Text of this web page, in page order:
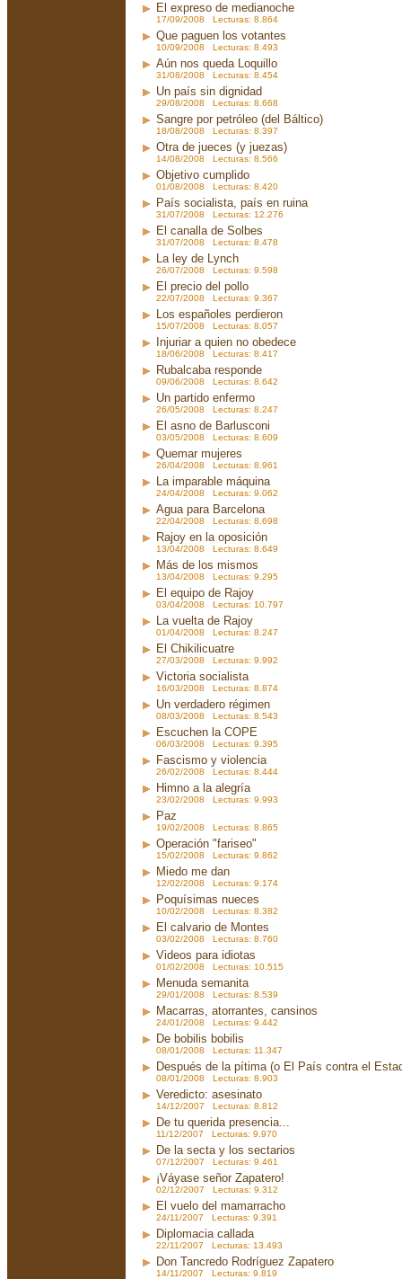
El expreso de medianoche
17/09/2008 Lecturas: 8.864
Que paguen los votantes
10/09/2008 Lecturas: 8.493
Aún nos queda Loquillo
31/08/2008 Lecturas: 8.454
Un país sin dignidad
29/08/2008 Lecturas: 8.668
Sangre por petróleo (del Báltico)
18/08/2008 Lecturas: 8.397
Otra de jueces (y juezas)
14/08/2008 Lecturas: 8.566
Objetivo cumplido
01/08/2008 Lecturas: 8.420
País socialista, país en ruina
31/07/2008 Lecturas: 12.276
El canalla de Solbes
31/07/2008 Lecturas: 8.478
La ley de Lynch
26/07/2008 Lecturas: 9.598
El precio del pollo
22/07/2008 Lecturas: 9.367
Los españoles perdieron
15/07/2008 Lecturas: 8.057
Injuriar a quien no obedece
18/06/2008 Lecturas: 8.417
Rubalcaba responde
09/06/2008 Lecturas: 8.642
Un partido enfermo
26/05/2008 Lecturas: 8.247
El asno de Barlusconi
03/05/2008 Lecturas: 8.609
Quemar mujeres
26/04/2008 Lecturas: 8.961
La imparable máquina
24/04/2008 Lecturas: 9.062
Agua para Barcelona
22/04/2008 Lecturas: 8.698
Rajoy en la oposición
13/04/2008 Lecturas: 8.649
Más de los mismos
13/04/2008 Lecturas: 9.295
El equipo de Rajoy
03/04/2008 Lecturas: 10.797
La vuelta de Rajoy
01/04/2008 Lecturas: 8.247
El Chikilicuatre
27/03/2008 Lecturas: 9.992
Victoria socialista
16/03/2008 Lecturas: 8.874
Un verdadero régimen
08/03/2008 Lecturas: 8.543
Escuchen la COPE
06/03/2008 Lecturas: 9.395
Fascismo y violencia
26/02/2008 Lecturas: 8.444
Himno a la alegría
23/02/2008 Lecturas: 9.993
Paz
19/02/2008 Lecturas: 8.865
Operación "fariseo"
15/02/2008 Lecturas: 9.862
Miedo me dan
12/02/2008 Lecturas: 9.174
Poquísimas nueces
10/02/2008 Lecturas: 8.382
El calvario de Montes
03/02/2008 Lecturas: 8.760
Videos para idiotas
01/02/2008 Lecturas: 10.515
Menuda semanita
29/01/2008 Lecturas: 8.539
Macarras, atorrantes, cansinos
24/01/2008 Lecturas: 9.442
De bobilis bobilis
08/01/2008 Lecturas: 11.347
Después de la pítima (o El País contra el
08/01/2008 Lecturas: 8.903
Veredicto: asesinato
14/12/2007 Lecturas: 8.812
De tu querida presencia...
11/12/2007 Lecturas: 9.970
De la secta y los sectarios
07/12/2007 Lecturas: 9.461
¡Váyase señor Zapatero!
02/12/2007 Lecturas: 9.312
El vuelo del mamarracho
24/11/2007 Lecturas: 9.391
Diplomacia callada
22/11/2007 Lecturas: 13.493
Don Tancredo Rodríguez Zapatero
14/11/2007 Lecturas: 9.819